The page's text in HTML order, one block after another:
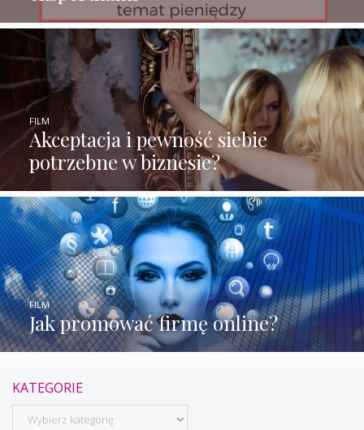
Akceptacja i pewność siebie
potrzebne w biznesie?
FILM
Jak promować firmę online?
FILM
KATEGORIE
Kategorie